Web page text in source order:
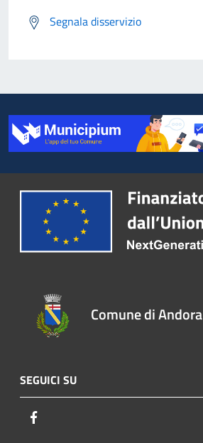
Segnala disservizio
Comune di Andora
SEGUICI SU